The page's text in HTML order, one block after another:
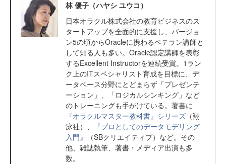
林 優子（ハヤシ ユウコ）
日本オラクル株式会社の教育ビジネスのス
タートアップを全面的に支援し、バージョ
ン5の頃からOracleに携わるベテラン講師と
して知る人も多い。Oracle認定講師を表彰
するExcellent Instructorを連続受賞。1ラン
ク上のITスペシャリスト育成を目標に、デ
ータベース分野にとどまらず「プレゼンテ
ーション」、「ロジカルシンキング」など
のトレーニングも手がけている。著書に
『オラクルマスター教科書』シリーズ （翔
泳社）、
『プロとしてのデータモデリング
入門』
（SBクリエイティブ）など。その
他、雑誌執筆、著書・メディア出演も多
数。